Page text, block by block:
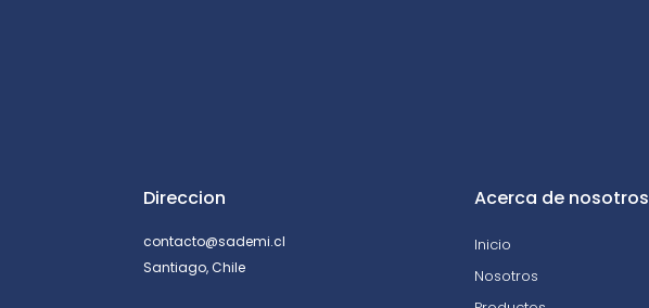
Direccion
contacto@sademi.cl
Santiago, Chile
Acerca de nosotros
Inicio
Nosotros